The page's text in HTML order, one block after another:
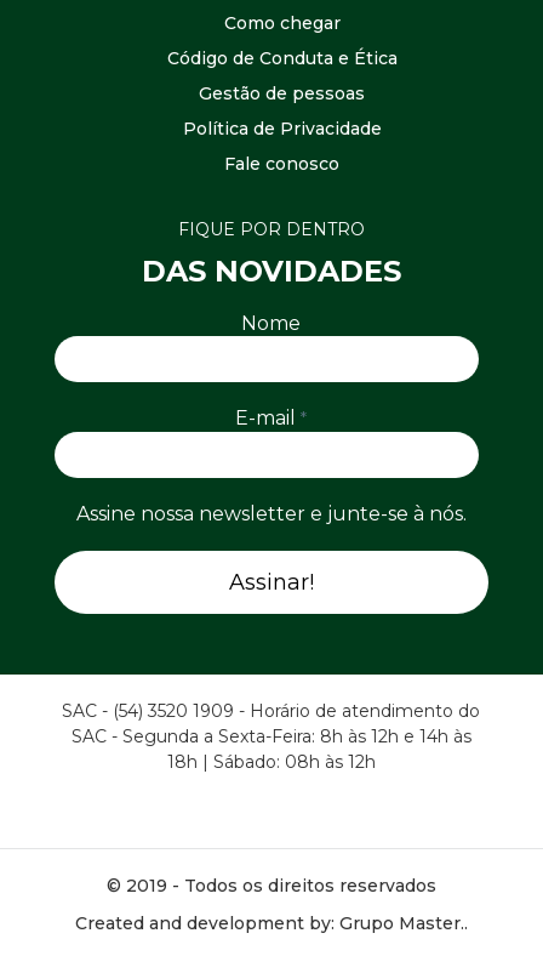
Como chegar
Código de Conduta e Ética
Gestão de pessoas
Política de Privacidade
Fale conosco
FIQUE POR DENTRO
DAS NOVIDADES
Nome
E-mail*
Assine nossa newsletter e junte-se à nós.
SAC - (54) 3520 1909 - Horário de atendimento do
SAC - Segunda a Sexta-Feira: 8h às 12h e 14h às
18h | Sábado: 08h às 12h
© 2019 - Todos os direitos reservados
Created and development by: Grupo Master..